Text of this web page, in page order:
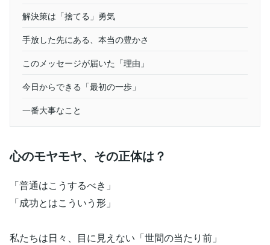
解決策は「捨てる」勇気
手放した先にある、本当の豊かさ
このメッセージが届いた「理由」
今日からできる「最初の一歩」
一番大事なこと
心のモヤモヤ、その正体は？
「普通はこうするべき」
「成功とはこういう形」
私たちは日々、目に見えない「世間の当たり前」